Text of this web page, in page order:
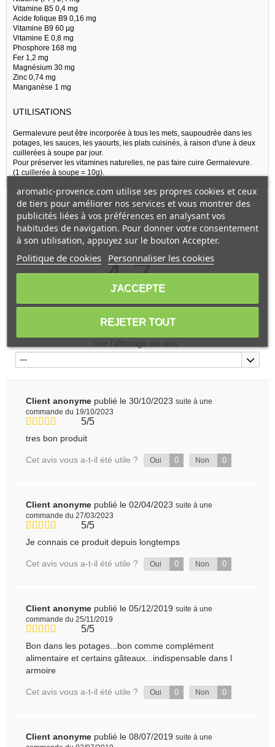
Vitamine B5 0,4 mg
Acide folique B9 0,16 mg
Vitamine B9 60 µg
Vitamine E 0,8 mg
Phosphore 168 mg
Fer 1,2 mg
Magnésium 30 mg
Zinc 0,74 mg
Manganèse 1 mg
UTILISATIONS
Germalevure peut être incorporée à tous les mets, saupoudrée dans les
potages, les sauces, les yaourts, les plats cuisinés, à raison d'une à deux
cuillerées à soupe par jour.
Pour préserver les vitamines naturelles, ne pas faire cuire Germalevure.
(1 cuillerée à soupe = 10g).
Voir l'attestation de confiance
Avis soumis à un contrôle
4.7/5
Trier l'affichage des avis :
---
Client anonyme publié le 30/10/2023 suite à une
commande du 19/10/2023
5/5
tres bon produit
Cet avis vous a-t-il été utile ? Oui 0 Non 0
Client anonyme publié le 02/04/2023 suite à une
commande du 27/03/2023
5/5
Je connais ce produit depuis longtemps
Cet avis vous a-t-il été utile ? Oui 0 Non 0
Client anonyme publié le 05/12/2019 suite à une
commande du 25/11/2019
5/5
Bon dans les potages...bon comme complément
alimentaire et certains gâteaux...indispensable dans l
armoire
Cet avis vous a-t-il été utile ? Oui 0 Non 0
Client anonyme publié le 08/07/2019 suite à une
aromatic-provence.com utilise ses propres cookies et ceux
de tiers pour améliorer nos services et vous montrer des
publicités liées à vos préférences en analysant vos
habitudes de navigation. Pour donner votre consentement
à son utilisation, appuyez sur le bouton Accepter.
Politique de cookies Personnaliser les cookies
REJETER TOUT
J'ACCEPTE